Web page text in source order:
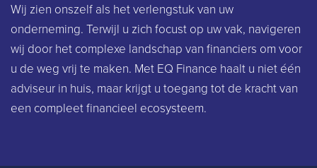
Wij zien onszelf als het verlengstuk van uw
onderneming. Terwijl u zich focust op uw vak, navigeren
wij door het complexe landschap van financiers om voor
u de weg vrij te maken. Met EQ Finance haalt u niet één
adviseur in huis, maar krijgt u toegang tot de kracht van
een compleet financieel ecosysteem.